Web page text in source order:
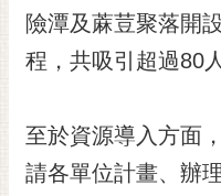
策
網
料
開
放
險潭及蔴荳聚落開
程，共吸引超過80
至於資源導入方面
請各單位計畫、辦